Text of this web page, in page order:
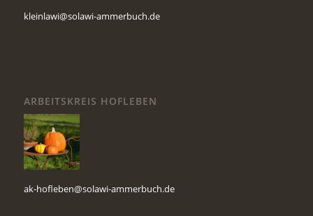
kleinlawi@solawi-ammerbuch.de
ARBEITSKREIS HOFLEBEN
ak-hofleben@solawi-ammerbuch.de